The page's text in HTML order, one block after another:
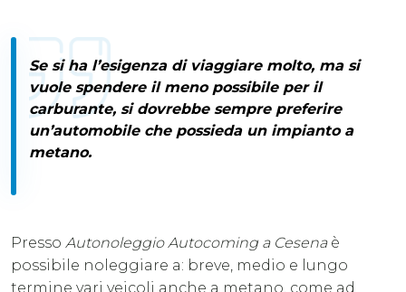
Se si ha l’esigenza di viaggiare molto, ma si
vuole spendere il meno possibile per il
carburante, si dovrebbe sempre preferire
un’automobile che possieda un impianto a
metano.
Presso Autonoleggio Autocoming a Cesenaè
possibile noleggiare a: breve, medio e lungo
termine vari veicoli anche a metano, come ad